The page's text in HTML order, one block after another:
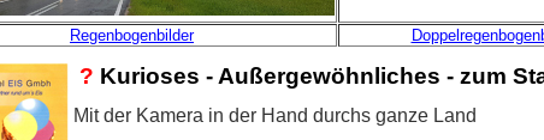
Regenbogenbilder
? Kurioses - Außergewöhnliches - zum
Mit der Kamera in der Hand durchs ganze Land